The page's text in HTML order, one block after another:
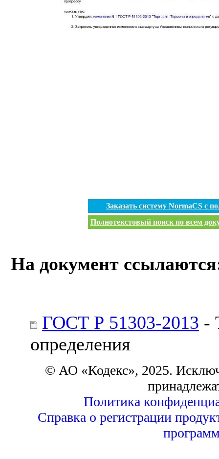
Заказать систему NormaCS с
Полнотекстовый поиск по всем
На документ
ГОСТ Р 51303-2013 -
определения
© АО «Кодекс», 2025.
Политика
Справка о регистрации